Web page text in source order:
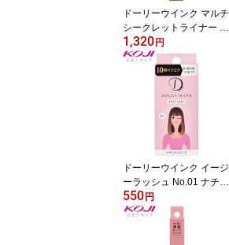
ドーリーウインク マルチ
シークレットライナー コ
スメ メイク アイライン
1,320 円
ドーリーウインク イージ
ーラッシュ No.01 ナチュ
ラルロング
550 円